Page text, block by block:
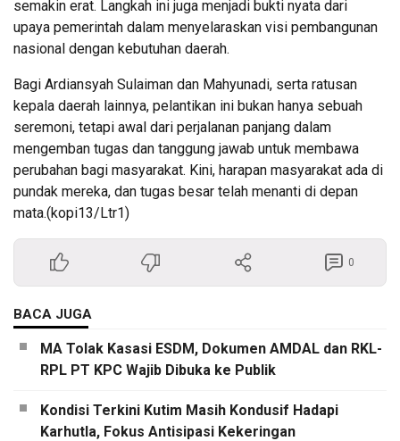
semakin erat. Langkah ini juga menjadi bukti nyata dari
upaya pemerintah dalam menyelaraskan visi pembangunan
nasional dengan kebutuhan daerah.
Bagi Ardiansyah Sulaiman dan Mahyunadi, serta ratusan
kepala daerah lainnya, pelantikan ini bukan hanya sebuah
seremoni, tetapi awal dari perjalanan panjang dalam
mengemban tugas dan tanggung jawab untuk membawa
perubahan bagi masyarakat. Kini, harapan masyarakat ada di
pundak mereka, dan tugas besar telah menanti di depan
mata.(kopi13/Ltr1)
0
BACA JUGA
MA Tolak Kasasi ESDM, Dokumen AMDAL dan RKL-
RPL PT KPC Wajib Dibuka ke Publik
Kondisi Terkini Kutim Masih Kondusif Hadapi
Karhutla, Fokus Antisipasi Kekeringan